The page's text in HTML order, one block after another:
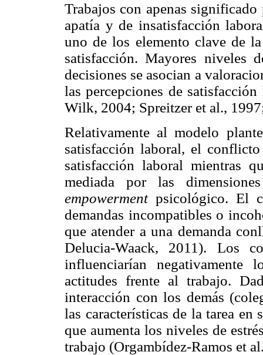
Trabajos con apenas significado
apatía y de insatisfacción
uno de los elemento clave de
satisfacción. Mayores niveles
decisiones se asocian a
las percepciones de
Wilk, 2004; Spreitzer et al.,
Relativamente al modelo
satisfacción laboral, el
satisfacción laboral mientras
mediada por las
empowermentpsicológico. El
demandas incompatibles o
que atender a una demanda
Delucia-Waack, 2011). Los
influenciarían
actitudes frente al trabajo.
interacción con los demás
las características de la tarea
que aumenta los niveles de
trabajo (Orgambídez-Ramos et